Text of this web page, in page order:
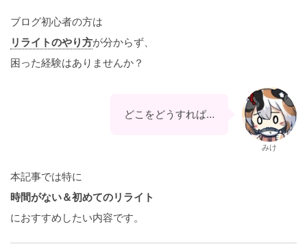
ブログ初心者の方は
リライトのやり方が分からず、
困った経験はありませんか？
どこをどうすれば…
みけ
本記事では特に
時間がない＆初めてのリライト
におすすめしたい内容です。